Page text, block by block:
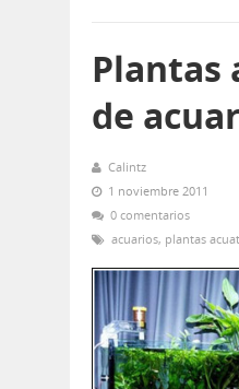
Plantas
de
Calintz
1 noviembre 2011
0 comentarios
acuarios, plantas